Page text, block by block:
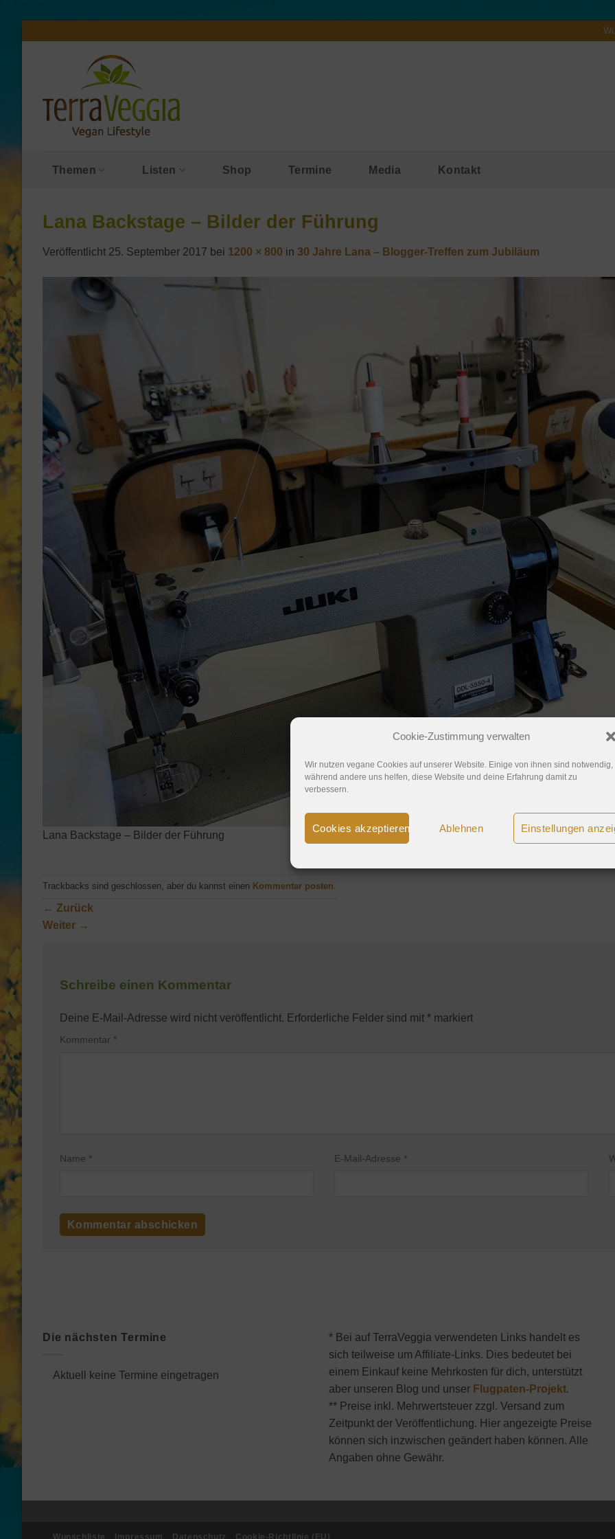
Cookie-Zustimmung verwalten
Wir nutzen vegane Cookies auf unserer Website. Einige von ihnen sind notwendig,
während andere uns helfen, diese Website und deine Erfahrung damit zu
verbessern.
Cookies akzeptieren Ablehnen Einstellungen
Themen Listen Shop Termine Media Kontakt
Lana Backstage – Bilder der Führung
Veröffentlicht 25. September 2017 bei 1200 × 800 in 30 Jahre Lana – Blogger-Treffen zum Jubiläum
Lana Backstage – Bilder der Führung
Trackbacks sind geschlossen, aber du kannst einen Kommentar posten
← Zurück
Weiter →
Schreibe einen Kommentar
Deine E-Mail-Adresse wird nicht veröffentlicht. Erforderliche Felder sind mit * markiert
Kommentar *
Name * E-Mail-Adresse *
Die nächsten Termine
Aktuell keine Termine eingetragen
* Bei auf TerraVeggia verwendeten Links handelt es
sich teilweise um Affiliate-Links. Dies bedeutet bei
einem Einkauf keine Mehrkosten für dich, unterstützt
aber unseren Blog und unser Flugpaten-Projekt.
** Preise inkl. Mehrwertsteuer zzgl. Versand zum
Zeitpunkt der Veröffentlichung. Hier angezeigte Preise
können sich inzwischen geändert haben können. Alle
Angaben ohne Gewähr.